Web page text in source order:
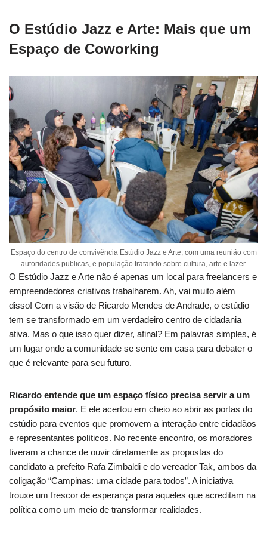
O Estúdio Jazz e Arte: Mais que um
Espaço de Coworking
Espaço do centro de convivência Estúdio Jazz e Arte, com uma reunião com
autoridades publicas, e população tratando sobre cultura, arte e lazer.
O Estúdio Jazz e Arte não é apenas um local para freelancers e
empreendedores criativos trabalharem. Ah, vai muito além
disso! Com a visão de Ricardo Mendes de Andrade, o estúdio
tem se transformado em um verdadeiro centro de cidadania
ativa. Mas o que isso quer dizer, afinal? Em palavras simples, é
um lugar onde a comunidade se sente em casa para debater o
que é relevante para seu futuro.
Ricardo entende que um espaço físico precisa servir a um
propósito maior. E ele acertou em cheio ao abrir as portas do
estúdio para eventos que promovem a interação entre cidadãos
e representantes políticos. No recente encontro, os moradores
tiveram a chance de ouvir diretamente as propostas do
candidato a prefeito Rafa Zimbaldi e do vereador Tak, ambos da
coligação “Campinas: uma cidade para todos”. A iniciativa
trouxe um frescor de esperança para aqueles que acreditam na
política como um meio de transformar realidades.